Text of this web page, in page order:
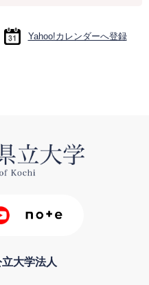
Yahoo!カレンダーへ登録
大学法人